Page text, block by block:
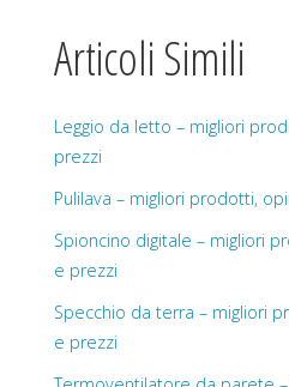
Articoli Simili
Leggio da letto – migliori
prezzi
Pulilava – migliori prodotti,
Spioncino digitale – migliori
e prezzi
Specchio da terra – migliori
e prezzi